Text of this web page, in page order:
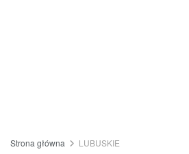
Strona główna LUBUSKIE